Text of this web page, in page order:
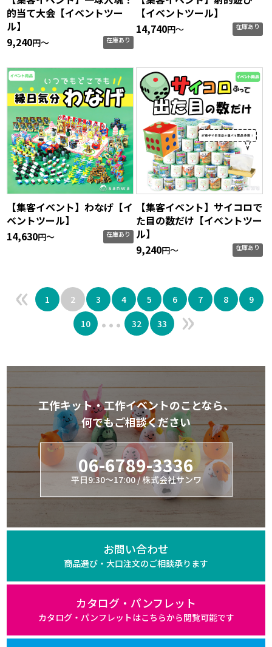
的当て大会【イベントツー
ル】
9,240円〜 在庫あり
【イベントツール】
14,740円〜 在庫あり
【集客イベント】わなげ【イ
ベントツール】
14,630円〜 在庫あり
【集客イベント】サイコロで
た目の数だけ【イベントツー
ル】
9,240円〜 在庫あり
« 1 2 3 4 5 6 7 8
9
10
... 32 33 »
工作キット・工作イベントのことなら、
何でもご相談ください
06-6789-3336
平日9:30～17:00 / 株式会社サンワ
お問い合わせ
商品選び・大口注文のご相談承ります
カタログ・パンフレット
カタログ・パンフレットはこちらから閲覧可能です